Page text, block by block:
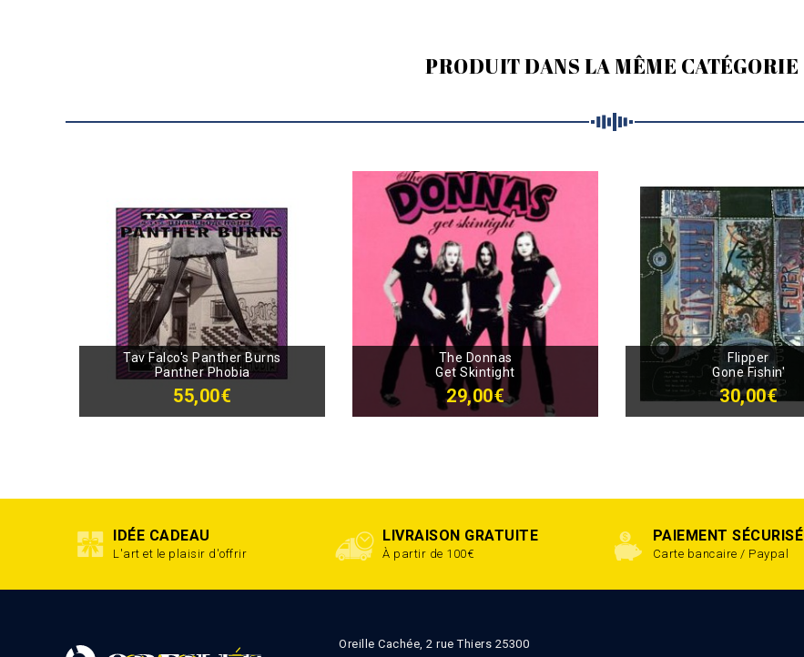
PRODUIT DANS LA MÊME CATÉGORIE
Tav Falco's Panther Burns
Panther Phobia
55,00€
The Donnas
Get Skintight
29,00€
Flipper
Gone Fishin'
30,00€
IDÉE CADEAU
L'art et le plaisir d'offrir
LIVRAISON GRATUITE
À partir de 100€
PAIEMENT SÉCURISÉ
Carte bancaire / Paypal
Oreille Cachée, 2 rue Thiers 25300